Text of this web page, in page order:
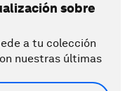
sobre
a tu colección
nuestras últimas